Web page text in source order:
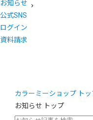
お知らせ
公式SNS
ログイン
資料請求
カラーミーショップ トッ
お知らせ トップ